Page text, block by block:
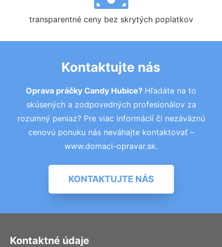
transparentné ceny bez skrytých poplatkov
Kontaktujte nás
Oprava práčky Candy Hubice? Hľadáte na to
skúsených a zodpovedných profesionálov za
rozumný peniaz? Pre viac informácií či nezáväznú
cenovú ponuku nás neváhajte kontaktovať –
www.domaci-opravar.sk.
KONTAKTUJTE NÁS
Kontaktné údaje